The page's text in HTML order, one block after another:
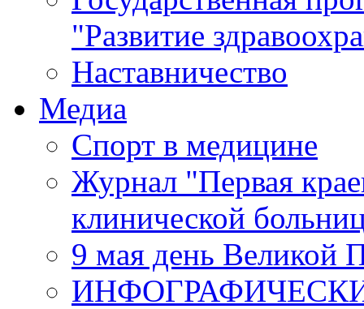
"Развитие
Наставничество
Медиа
Спорт в медицине
Журнал "Первая
клинической
9 мая день Великой